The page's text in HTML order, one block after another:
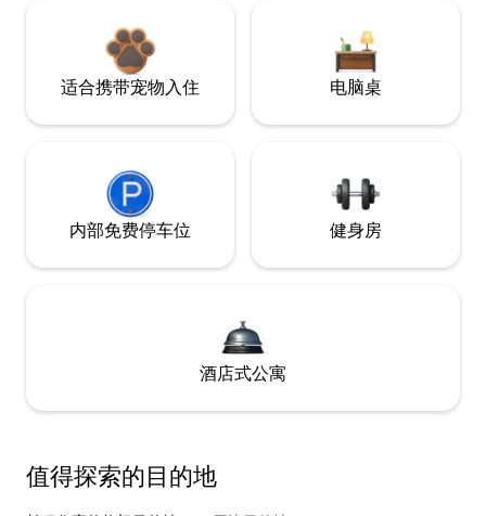
适合携带宠物入住 电脑桌
内部免费停车位 健身房
酒店式公寓
值得探索的目的地